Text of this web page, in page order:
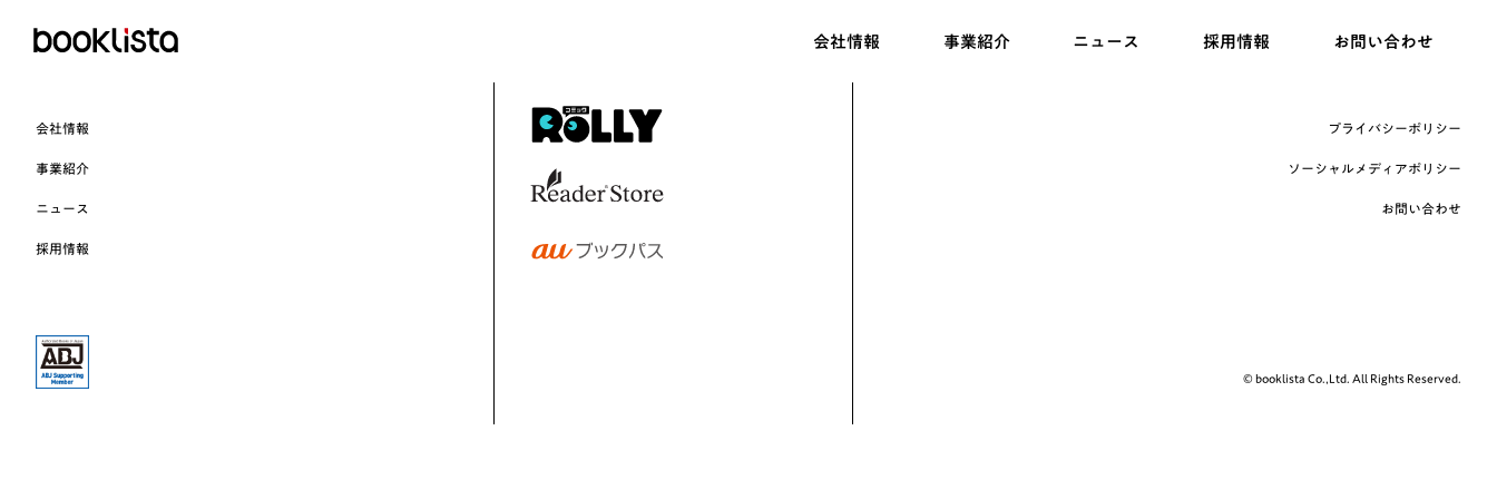
会社情報 事業紹介 ニュース 採用情報 お問い合わせ
会社情報
事業紹介
ニュース
採用情報
プライバシーポリシー
ソーシャルメディアポリシー
お問い合わせ
© booklista Co.,Ltd. All Rights Reserved.